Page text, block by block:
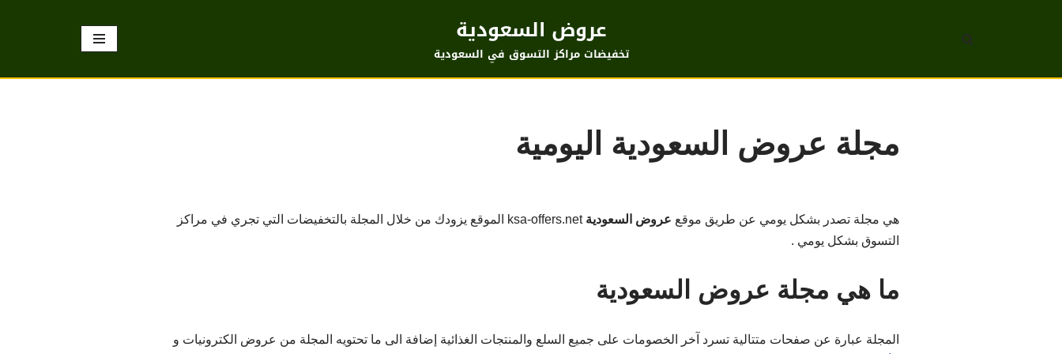
عروض السعودية
تخفيضات مراكز التسوق في السعودية
مجلة عروض السعودية اليومية
هي مجلة تصدر بشكل يومي عن طريق موقع عروض السعودية
ksa-offers.net الموقع يزودك من خلال المجلة بالتخفيضات التي تجري في مراكز
التسوق بشكل يومي .
ما هي مجلة عروض السعودية
المجلة عبارة عن صفحات متتالية تسرد آخر الخصومات على جميع السلع والمنتجات الغذائية إضافة الى ما تحتويه المجلة من عروض الكترونيات و